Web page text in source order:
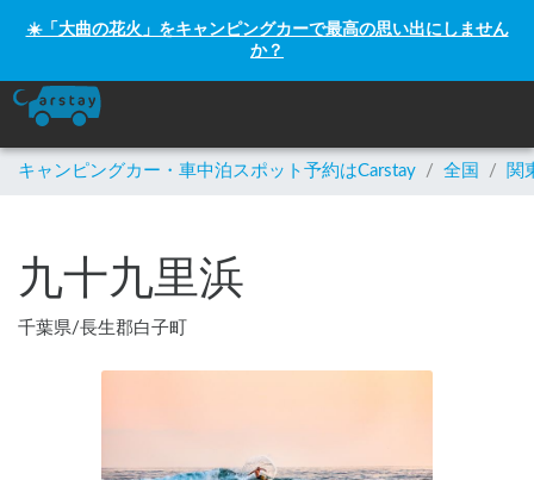
☀️「大曲の花火」をキャンピングカーで最高の思い出にしません
か？
キャンピングカー・車中泊スポット予約はCarstay / 全国 / 関
九十九里浜
千葉県/長生郡白子町